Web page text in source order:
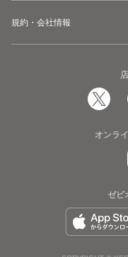
規約・会社情報
オンラ
ゼビ